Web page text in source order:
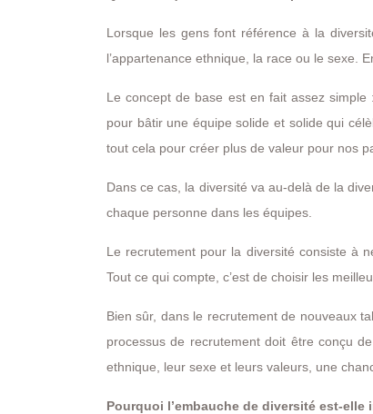
Lorsque les gens font référence à la
l’appartenance ethnique, la race ou le sexe.
Le concept de base est en fait assez
pour bâtir une équipe solide et solide qui
tout cela pour créer plus de valeur pour nos
Dans ce cas, la diversité va au-delà de la
chaque personne dans les équipes.
Le recrutement pour la diversité consiste à
Tout ce qui compte, c’est de choisir les
Bien sûr, dans le recrutement de nouveaux
processus de recrutement doit être conçu
ethnique, leur sexe et leurs valeurs, une
Pourquoi l’embauche de diversité est-elle